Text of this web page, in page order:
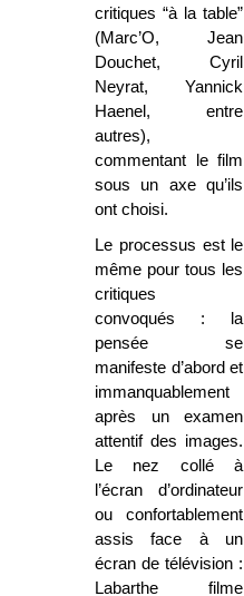
critiques “à la table”
(Marc’O, Jean
Douchet, Cyril
Neyrat, Yannick
Haenel, entre
autres),
commentant le film
sous un axe qu’ils
ont choisi.
Le processus est le
même pour tous les
critiques
convoqués : la
pensée se
manifeste d’abord et
immanquablement
après un examen
attentif des images.
Le nez collé à
l’écran d’ordinateur
ou confortablement
assis face à un
écran de télévision :
Labarthe filme